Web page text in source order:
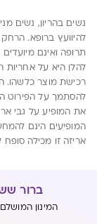
נשים בהריון, נשים
להיוועץ ברופא.
תרופה ואינם
להלן היא על
רכישת מוצר כלשהו.
להסתמך על הפירוט
את המופיע על גבי
המופיעים הינם
אריזה זו מכילה
ברור
המינון